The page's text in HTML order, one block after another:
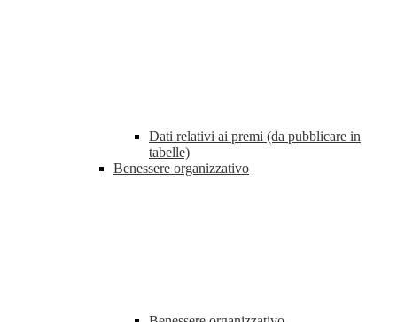
Dati relativi ai premi (da pubblicare in
tabelle)
Benessere organizzativo